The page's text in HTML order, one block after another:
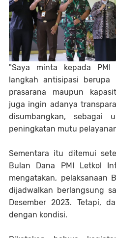
"Saya minta kepada PMI
langkah antisipasi
prasarana maupun
juga ingin adanya
disumbangkan, sebagai
peningkatan mutu
Sementara itu ditemui
Bulan Dana PMI Letkol
mengatakan, pelaksanaan
dijadwalkan berlangsung
Desember 2023. Tetapi,
dengan kondisi.